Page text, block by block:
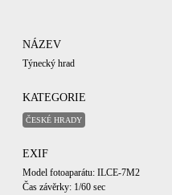
NÁZEV
Týnecký hrad
KATEGORIE
ČESKÉ HRADY
EXIF
Model fotoaparátu: ILCE-7M2
Čas závěrky: 1/60 sec